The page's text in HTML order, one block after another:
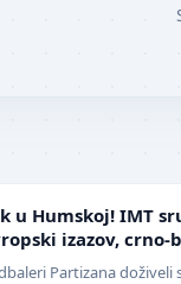
u Humskoj! IMT
izazov,
Partizana